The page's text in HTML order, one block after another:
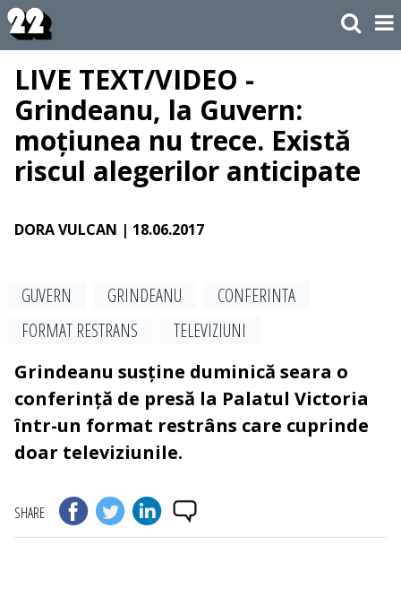
LIVE TEXT/VIDEO -
Grindeanu, la Guvern:
moțiunea nu trece. Există
riscul alegerilor anticipate
DORA VULCAN | 18.06.2017
GUVERN GRINDEANU
CONFERINTA
FORMAT RESTRANS
TELEVIZIUNI
Grindeanu susține duminică seara o
conferință de presă la Palatul Victoria
într-un format restrâns care cuprinde
doar televiziunile.
SHARE